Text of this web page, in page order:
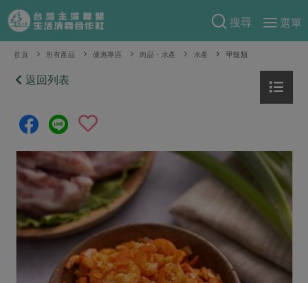
搜尋
選單
產品分類
當季蔬果
芽苗類
辛香料類
奶蛋豆・五穀
蛋
米麵雜糧
食譜料理
食材
麵食
肉食
海鮮
常備菜
特別企畫
預購活動
把最好的台灣味帶回家！
防災用品預購圓滿結束
2026年端午節預購圓滿結束
更多預購活動
綠主張
觀點文章
主婦食堂 一籃菜真心話
社內大小事 合作聯合國
生活提案
關於合作社
認識合作社
合作社組織
重要公告
首頁 所有產品 優惠專區 肉品・水產 水產 甲殼類
返回列表